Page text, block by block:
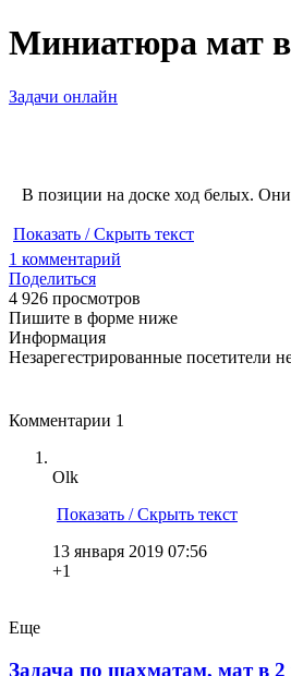
Миниатюра мат в
Задачи онлайн
В позиции на доске ход белых. Они
Показать / Скрыть текст
1 комментарий
Поделиться
4 926 просмотров
Пишите в форме ниже
Информация
Незарегестрированные посетители
Комментарии 1
Olk
Показать / Скрыть текст
13 января 2019 07:56
+1
Еще
Задача по шахматам, мат в 2